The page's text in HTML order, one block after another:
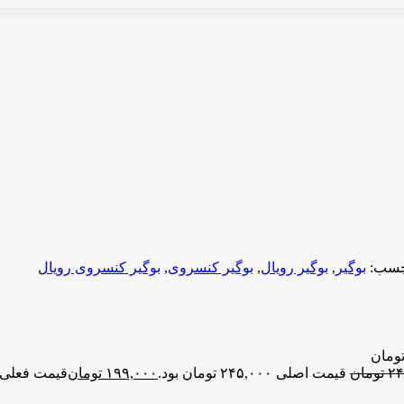
بوگیر , بوگیر رویال, بوگیر کنسروی, بوگیر کنسروی رویال
تومان
تومان قیمت اصلی ۲۴۵,۰۰۰ تومان بود. ۱۹۹,۰۰۰ تومانقیمت فعلی ۱۹۹,۰۰۰ تومان